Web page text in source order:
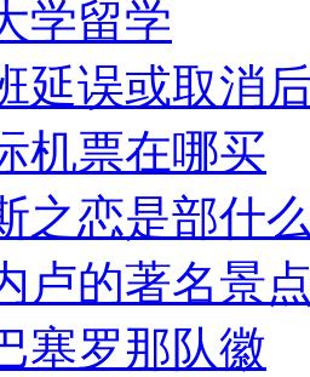
学留学
延误或取消
机票在哪买
之恋是部什
卢的著名景
塞罗那队徽